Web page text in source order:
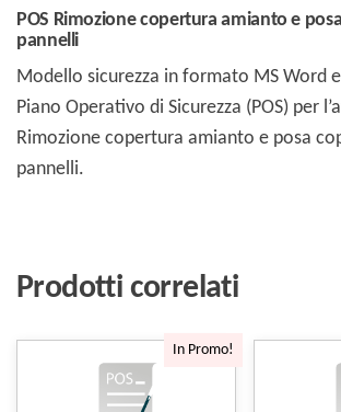
POS Rimozione copertura amianto e
pannelli
Modello sicurezza in formato MS Word
Piano Operativo di Sicurezza (POS) per
Rimozione copertura amianto e posa
pannelli.
Prodotti correlati
In Promo!